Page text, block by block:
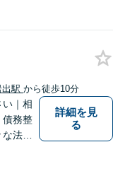
トし
グ】
軟に対
出駅 から徒歩10分
い｜相
債務整
法律
詳細を見
る